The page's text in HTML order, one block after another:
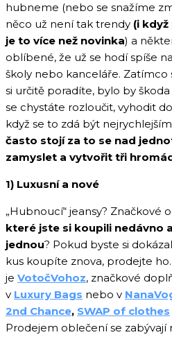
hubneme (nebo se snažíme
něco už není tak trendy (i
je to více než novinka) a
oblíbené, že už se hodí spíše
školy nebo kanceláře. Zatímco
si určitě poradíte, bylo by
se chystáte rozloučit, vyhodit
když se to zdá být
často stojí za to se nad
zamyslet a vytvořit tři
1) Luxusní a nové
„Hubnoucí“ jeansy? Značkové
které jste si koupili nedávno
jednou? Pokud byste si
kus koupíte znova, prodejte
je VotočVohoz, značkové
v Luxury Bags nebo v
2nd Chance, SWAP of clothes
Prodejem oblečení se zabývají